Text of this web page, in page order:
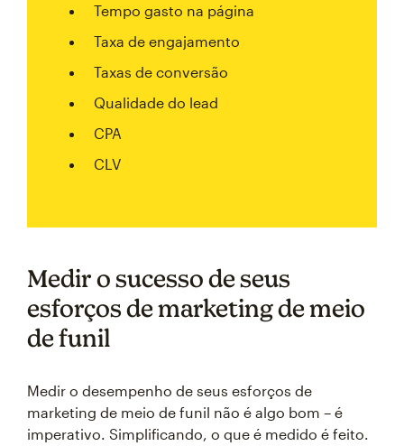
Tempo gasto na página
Taxa de engajamento
Taxas de conversão
Qualidade do lead
CPA
CLV
Medir o sucesso de seus
esforços de marketing de meio
de funil
Medir o desempenho de seus esforços de
marketing de meio de funil não é algo bom – é
imperativo. Simplificando, o que é medido é feito.